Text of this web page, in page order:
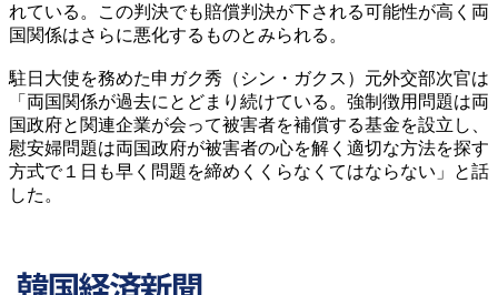
れている。この判決でも賠償判決が下される可能性が高く両
国関係はさらに悪化するものとみられる。
駐日大使を務めた申ガク秀（シン・ガクス）元外交部次官は
「両国関係が過去にとどまり続けている。強制徴用問題は両
国政府と関連企業が会って被害者を補償する基金を設立し、
慰安婦問題は両国政府が被害者の心を解く適切な方法を探す
方式で１日も早く問題を締めくくらなくてはならない」と話
した。